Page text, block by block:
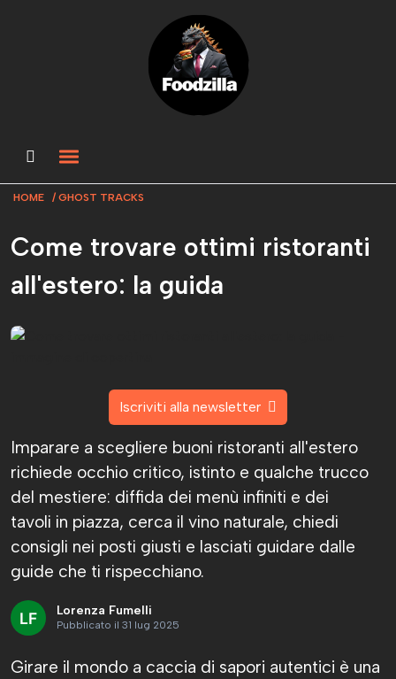
HOME GHOST TRACKS
Come trovare ottimi ristoranti
all'estero: la guida
Iscriviti alla newsletter
Imparare a scegliere buoni ristoranti all'estero
richiede occhio critico, istinto e qualche trucco
del mestiere: diffida dei menù infiniti e dei
tavoli in piazza, cerca il vino naturale, chiedi
consigli nei posti giusti e lasciati guidare dalle
guide che ti rispecchiano.
Lorenza Fumelli
Pubblicato il 31 lug 2025
Girare il mondo a caccia di sapori autentici è una